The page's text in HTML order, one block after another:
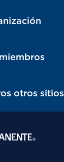
otros sitios